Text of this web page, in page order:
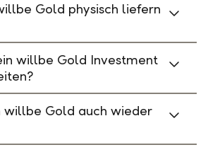
Gold physisch liefern
willbe Gold Investment
willbe Gold auch wieder